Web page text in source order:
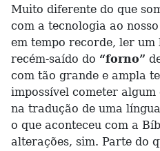
Muito diferente do que
com a tecnologia ao
em tempo recorde, ler
recém-saído do “forno”
com tão grande e ampla
impossível cometer
na tradução de uma
o que aconteceu com a
alterações, sim. Parte do